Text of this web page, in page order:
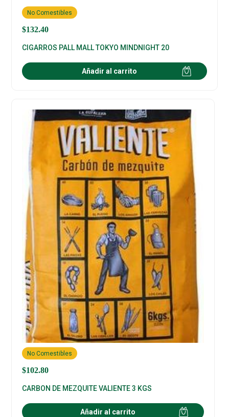
$132.40
No Comestibles
CIGARROS PALL MALL TOKYO MINDNIGHT 20
Añadir al carrito
$102.80
No Comestibles
CARBON DE MEZQUITE VALIENTE 3 KGS
Añadir al carrito